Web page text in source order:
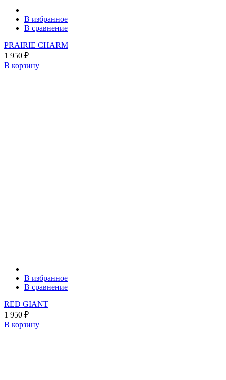
В избранное
В сравнение
PRAIRIE CHARM
1 950 ₽
В корзину
В избранное
В сравнение
RED GIANT
1 950 ₽
В корзину